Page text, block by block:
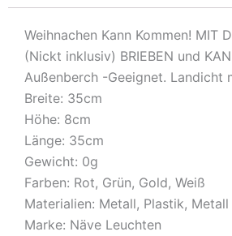
Weihnachen Kann Kommen! MIT
(Nickt inklusiv) BRIEBEN und
Außenberch -Geeignet. Landicht
Breite: 35cm
Höhe: 8cm
Länge: 35cm
Gewicht: 0g
Farben: Rot, Grün, Gold, Weiß
Materialien: Metall, Plastik, Metall
Marke: Näve Leuchten